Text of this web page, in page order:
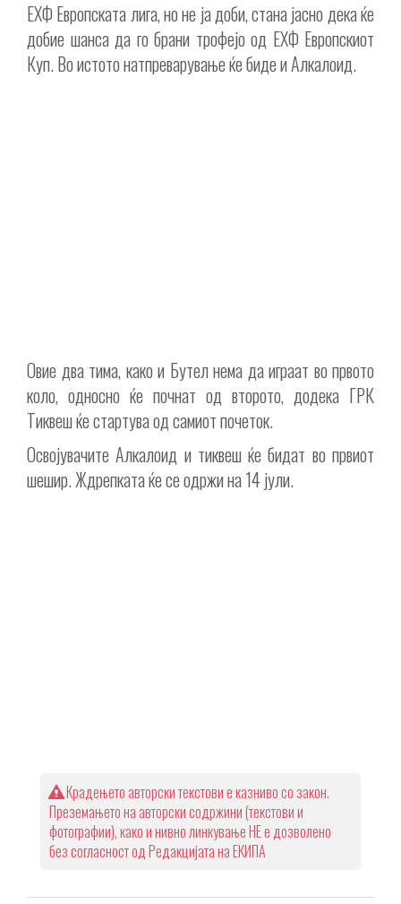
ЕХФ Европската лига, но не ја доби, стана јасно дека ќе
добие шанса да го брани трофејо од ЕХФ Европскиот
Куп. Во истото натпреварување ќе биде и Алкалоид.
Овие два тима, како и Бутел нема да играат во првото
коло, односно ќе почнат од второто, додека ГРК
Тиквеш ќе стартува од самиот почеток.
Освојувачите Алкалоид и тиквеш ќе бидат во првиот
шешир. Ждрепката ќе се одржи на 14 јули.
Крадењето авторски текстови е казниво со закон.
Преземањето на авторски содржини (текстови и
фотографии), како и нивно линкување НЕ е дозволено
без согласност од Редакцијата на ЕКИПА